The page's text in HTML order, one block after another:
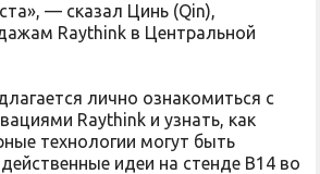
— сказал Цинь (Qin),
Raythink в Центральной
лично ознакомиться с
Raythink и узнать, как
технологии могут быть
идеи на стенде B14 во